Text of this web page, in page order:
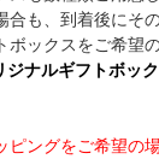
合も、到着後にそ
ボックスをご希望
ナルギフトボッ
ングをご希望の